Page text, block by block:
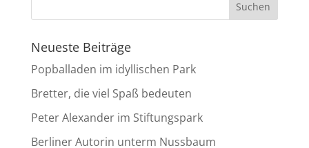
Neueste Beiträge
Popballaden im idyllischen Park
Bretter, die viel Spaß bedeuten
Peter Alexander im Stiftungspark
Berliner Autorin unterm Nussbaum